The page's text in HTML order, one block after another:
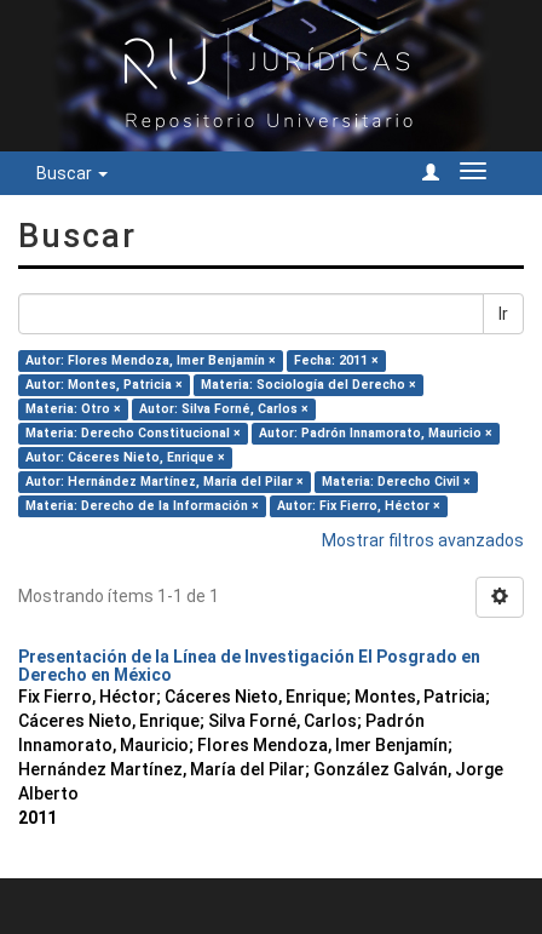
Buscar
Cambiar
Buscar
Ir
Autor: Flores Mendoza, Imer Benjamín ×
Fecha: 2011 ×
Autor: Montes, Patricia ×
Materia: Sociología del Derecho ×
Materia: Otro ×
Autor: Silva Forné, Carlos ×
Materia: Derecho Constitucional ×
Autor: Padrón Innamorato, Mauricio ×
Autor: Cáceres Nieto, Enrique ×
Autor: Hernández Martínez, María del Pilar ×
Materia: Derecho Civil ×
Materia: Derecho de la Información ×
Autor: Fix Fierro, Héctor ×
Mostrar filtros avanzados
Mostrando ítems 1-1 de 1
Presentación de la Línea de Investigación El Posgrado en
Derecho en México
Fix Fierro, Héctor; Cáceres Nieto, Enrique; Montes, Patricia;
Cáceres Nieto, Enrique; Silva Forné, Carlos; Padrón
Innamorato, Mauricio; Flores Mendoza, Imer Benjamín;
Hernández Martínez, María del Pilar; González Galván, Jorge
Alberto
2011